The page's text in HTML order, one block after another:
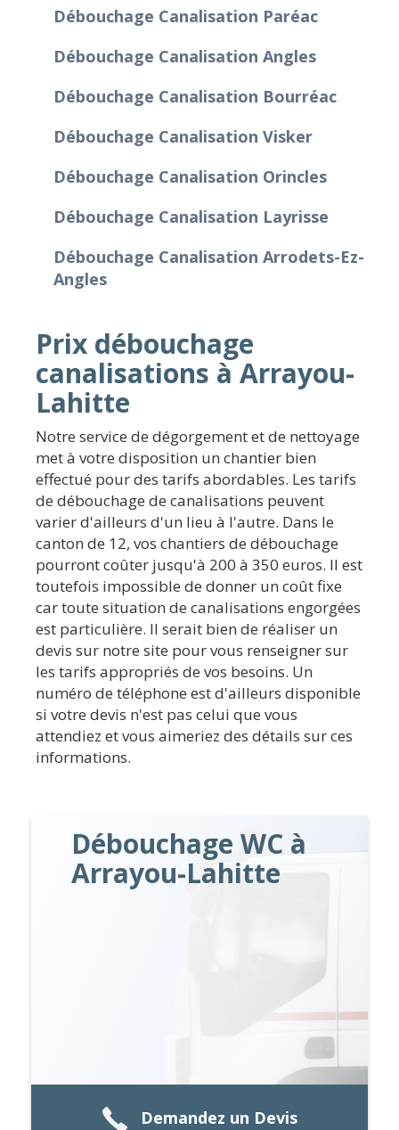
Débouchage Canalisation Paréac
Débouchage Canalisation Angles
Débouchage Canalisation Bourréac
Débouchage Canalisation Visker
Débouchage Canalisation Orincles
Débouchage Canalisation Layrisse
Débouchage Canalisation Arrodets-Ez-
Angles
Prix débouchage
canalisations à Arrayou-
Lahitte
Notre service de dégorgement et de nettoyage
met à votre disposition un chantier bien
effectué pour des tarifs abordables. Les tarifs
de débouchage de canalisations peuvent
varier d'ailleurs d'un lieu à l'autre. Dans le
canton de 12, vos chantiers de débouchage
pourront coûter jusqu'à 200 à 350 euros. Il est
toutefois impossible de donner un coût fixe
car toute situation de canalisations engorgées
est particulière. Il serait bien de réaliser un
devis sur notre site pour vous renseigner sur
les tarifs appropriés de vos besoins. Un
numéro de téléphone est d'ailleurs disponible
si votre devis n'est pas celui que vous
attendiez et vous aimeriez des détails sur ces
informations.
Débouchage WC à
Arrayou-Lahitte
Demandez un Devis